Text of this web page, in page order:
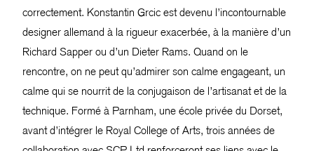
correctement. Konstantin Grcic est devenu l’incontournable
designer allemand à la rigueur exacerbée, à la manière d’un
Richard Sapper ou d’un Dieter Rams. Quand on le
rencontre, on ne peut qu’admirer son calme engageant, un
calme qui se nourrit de la conjugaison de l’artisanat et de la
technique. Formé à Parnham, une école privée du Dorset,
avant d’intégrer le Royal College of Arts, trois années de